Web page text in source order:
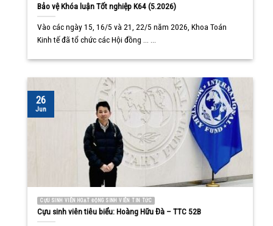
Bảo vệ Khóa luận Tốt nghiệp K64 (5.2026)
Vào các ngày 15, 16/5 và 21, 22/5 năm 2026, Khoa Toán
Kinh tế đã tổ chức các Hội đồng ... ...
CỰU SINH VIÊN HOẠT ĐỘNG SINH VIÊN TIN TỨC
Cựu sinh viên tiêu biểu: Hoàng Hữu Đà – TTC 52B
26
Jun